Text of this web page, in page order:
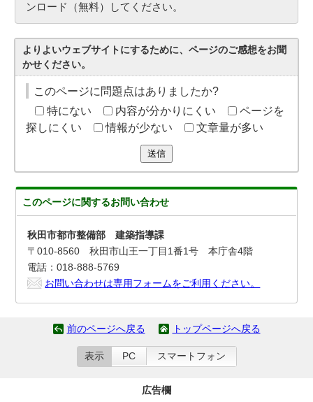
ンロード（無料）してください。
よりよいウェブサイトにするために、ページのご感想をお聞
かせください。
このページに問題点はありましたか?
特にない
内容が分かりにくい
ページを
探しにくい
情報が少ない 文章量が多い
送信
このページに関するお問い合わせ
秋田市都市整備部 建築指導課
〒010-8560 秋田市山王一丁目1番1号 本庁舎4階
電話：018-888-5769
お問い合わせは専用フォームをご利用ください。
前のページへ戻る トップページへ戻る
表示 PC スマートフォン
広告欄